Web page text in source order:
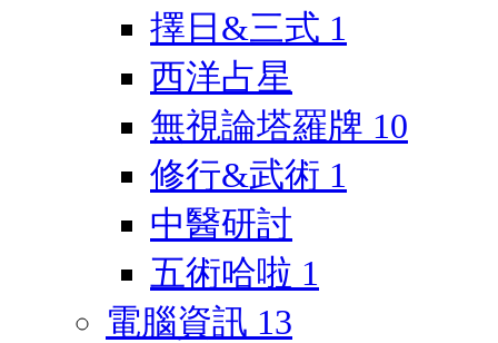
擇日&三式 1
西洋占星
無視論塔羅牌 10
修行&武術 1
中醫研討
五術哈啦 1
電腦資訊 13